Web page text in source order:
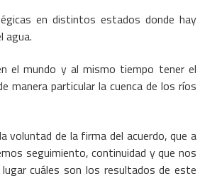
en distintos estados donde hay
agua.
el mundo y al mismo tiempo tener el
manera particular la cuenca de los ríos
voluntad de la firma del acuerdo, que a
seguimiento, continuidad y que nos
cuáles son los resultados de este